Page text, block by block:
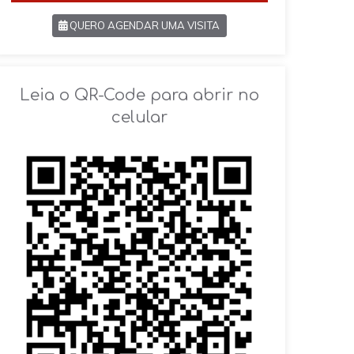
QUERO AGENDAR UMA VISITA
VOLTAR
Leia o QR-Code para abrir no
celular